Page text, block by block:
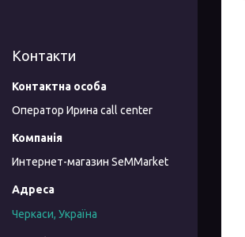
Контакти
Оператор Ирина call center
Интернет-магазин SeMMarket
Черкаси, Україна